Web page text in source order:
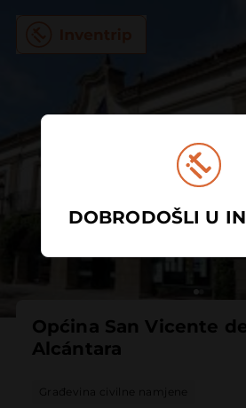
Općina San Vicente
Alcántara
Građevina civilne namjene
DOBRODOŠLI U